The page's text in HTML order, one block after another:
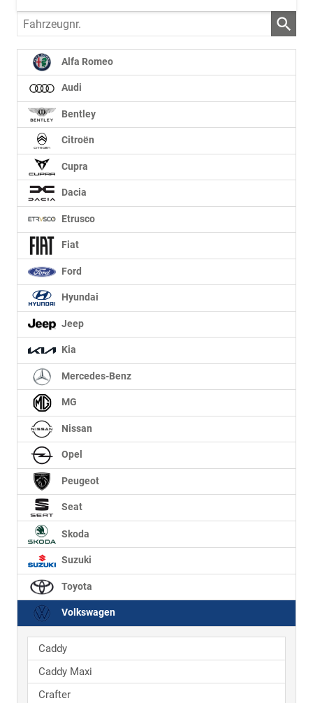
Fahrzeugnr.
Alfa Romeo
Audi
Bentley
Citroën
Cupra
Dacia
Etrusco
Fiat
Ford
Hyundai
Jeep
Kia
Mercedes-Benz
MG
Nissan
Opel
Peugeot
Seat
Skoda
Suzuki
Toyota
Volkswagen
Caddy
Caddy Maxi
Crafter